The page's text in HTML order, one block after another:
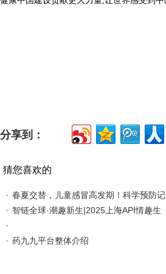
分享到：
猜您喜欢的
春夏交替，儿童感冒高发期！科学预防记
智链全球·潮趣新生|2025上海API情趣生
药九九平台整体介绍